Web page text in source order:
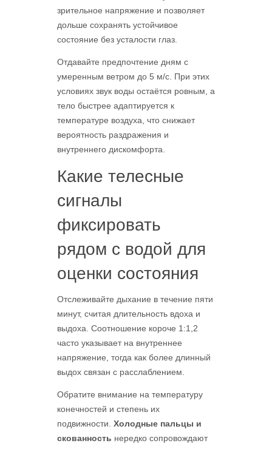
зрительное напряжение и позволяет
дольше сохранять устойчивое
состояние без усталости глаз.
Отдавайте предпочтение дням с
умеренным ветром до 5 м/с. При этих
условиях звук воды остаётся ровным, а
тело быстрее адаптируется к
температуре воздуха, что снижает
вероятность раздражения и
внутреннего дискомфорта.
Какие телесные
сигналы
фиксировать
рядом с водой для
оценки состояния
Отслеживайте дыхание в течение пяти
минут, считая длительность вдоха и
выдоха. Соотношение короче 1:1,2
часто указывает на внутреннее
напряжение, тогда как более длинный
выдох связан с расслаблением.
Обратите внимание на температуру
конечностей и степень их
подвижности. Холодные пальцы и
скованность нередко сопровождают